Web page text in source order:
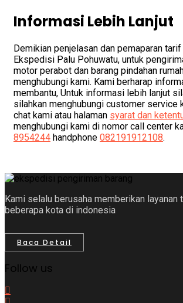
Informasi Lebih Lanjut
Demikian penjelasan dan pemaparan tarif
Ekspedisi Palu Pohuwatu, untuk
motor perabot dan barang pindahan
menghubungi kami. Kami berharap
membantu, Untuk informasi lebih lanjut
silahkan menghubungi customer service
chat kami atau halaman syarat dan
menghubungi kami di nomor call center
8954244 handphone 082191912108.
Kami selalu berusaha memberikan layanan
beberapa kota di indonesia
Baca Detail
Follow us